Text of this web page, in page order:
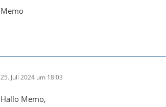
Memo
25. Juli 2024 um 18:03
Hallo Memo,